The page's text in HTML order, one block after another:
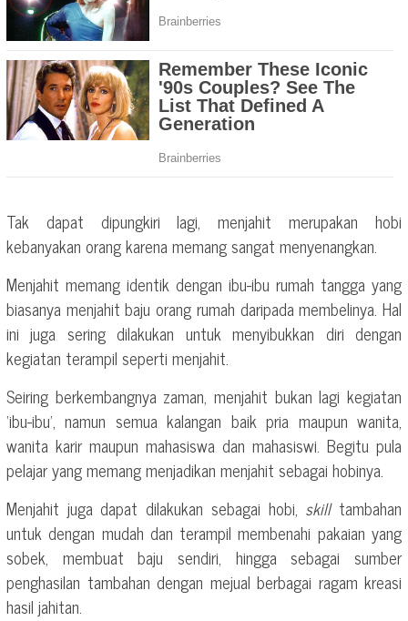
Tak dapat dipungkiri lagi, menjahit merupakan hobi
kebanyakan orang karena memang sangat menyenangkan.
Menjahit memang identik dengan ibu-ibu rumah tangga yang
biasanya menjahit baju orang rumah daripada membelinya. Hal
ini juga sering dilakukan untuk menyibukkan diri dengan
kegiatan terampil seperti menjahit.
Seiring berkembangnya zaman, menjahit bukan lagi kegiatan
‘ibu-ibu’, namun semua kalangan baik pria maupun wanita,
wanita karir maupun mahasiswa dan mahasiswi. Begitu pula
pelajar yang memang menjadikan menjahit sebagai hobinya.
Menjahit juga dapat dilakukan sebagai hobi, skill tambahan
untuk dengan mudah dan terampil membenahi pakaian yang
sobek, membuat baju sendiri, hingga sebagai sumber
penghasilan tambahan dengan mejual berbagai ragam kreasi
hasil jahitan.